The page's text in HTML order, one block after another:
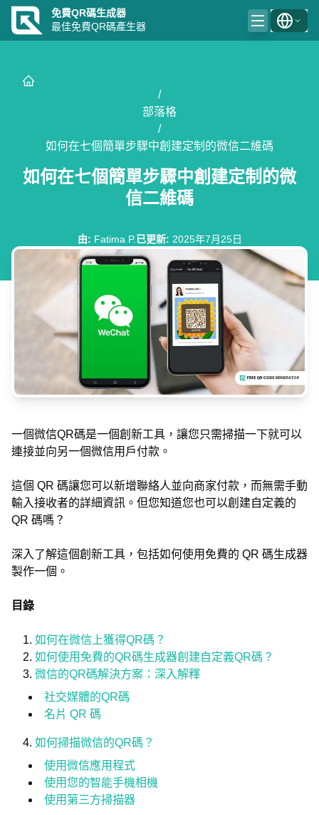
免費QR碼生成器
最佳免費QR碼產生器
/
部落格
/
如何在七個簡單步驟中創建定制的微信二維碼
如何在七個簡單步驟中創建定制的微
信二維碼
由: Fatima P.已更新: 2025年7月25日
一個微信QR碼是一個創新工具，讓您只需掃描一下就可以
連接並向另一個微信用戶付款。
這個 QR 碼讓您可以新增聯絡人並向商家付款，而無需手動
輸入接收者的詳細資訊。但您知道您也可以創建自定義的
QR 碼嗎？
深入了解這個創新工具，包括如何使用免費的 QR 碼生成器
製作一個。
目錄
如何在微信上獲得QR碼？
如何使用免費的QR碼生成器創建自定義QR碼？
微信的QR碼解決方案：深入解釋
社交媒體的QR碼
名片 QR 碼
如何掃描微信的QR碼？
使用微信應用程式
使用您的智能手機相機
使用第三方掃描器